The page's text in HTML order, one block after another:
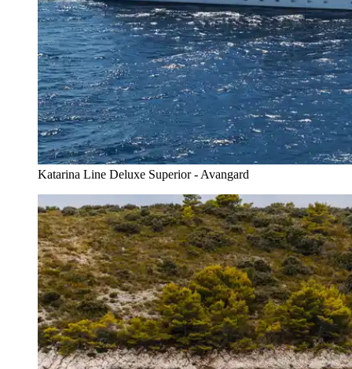
Katarina Line Deluxe Superior - Avangard